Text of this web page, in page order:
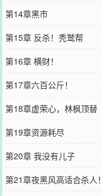
第14章黑市
第15章 反杀！秃鹫帮
第16章 横财！
第17章六百公斤！
第18章虚荣心，林枫顶替
第19章资源耗尽
第20章 我没有儿子
第21章夜黑风高适合杀人！